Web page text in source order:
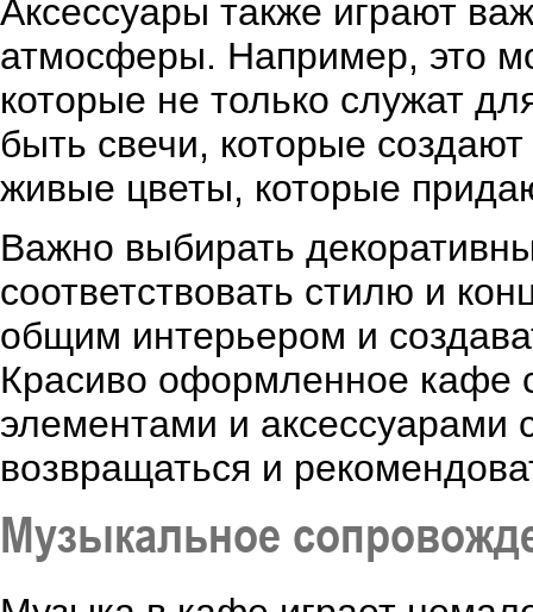
Аксессуары также играют
атмосферы. Например, это
которые не только служат
быть свечи, которые
живые цветы, которые
Важно выбирать
соответствовать стилю и
общим интерьером и
Красиво оформленное кафе
элементами и аксессуарами
возвращаться и
Музыкальное